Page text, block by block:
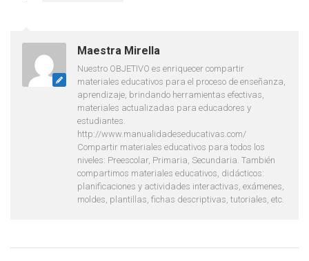
Maestra Mirella
Nuestro OBJETIVO es enriquecer compartir
materiales educativos para el proceso de enseñanza,
aprendizaje, brindando herramientas efectivas,
materiales actualizadas para educadores y
estudiantes.
http://www.manualidadeseducativas.com/
Compartir materiales educativos para todos los
niveles: Preescolar, Primaria, Secundaria. También
compartimos materiales educativos, didácticos:
planificaciones y actividades interactivas, exámenes,
moldes, plantillas, fichas descriptivas, tutoriales, etc.